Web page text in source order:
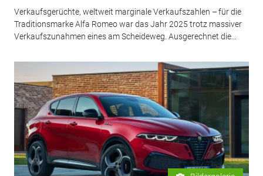
Verkaufsgerüchte, weltweit marginale Verkaufszahlen – für die
Traditionsmarke Alfa Romeo war das Jahr 2025 trotz massiver
Verkaufszunahmen eines am Scheideweg. Ausgerechnet die...